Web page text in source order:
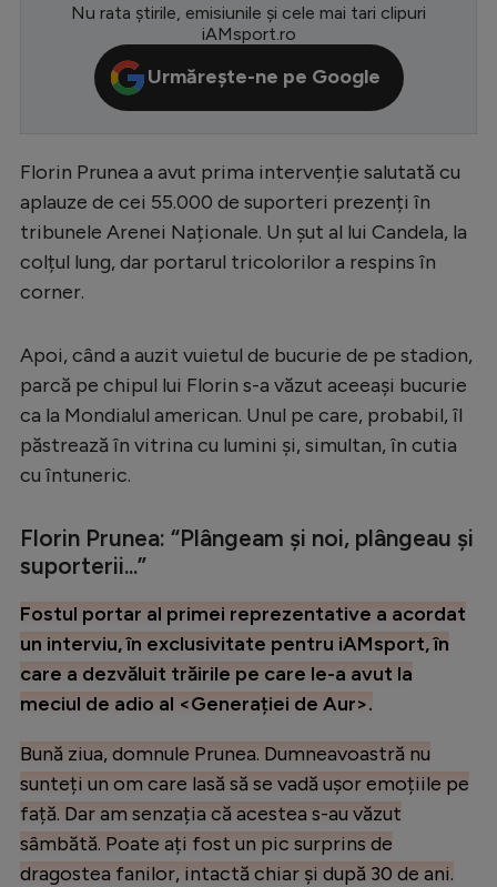
Bundesliga
Campionate
Starurile fotbalului
EURO 2024
Tenis
Natație
Formula 1
Gimnastică
Auto
Rugby
Alte sporturi
JO 2024
JO 2026
Nu rata știrile, emisiunile și cele mai tari clipuri
iAMsport.ro
Urmărește-ne pe Google
Florin Prunea a avut prima intervenție salutată cu
aplauze de cei 55.000 de suporteri prezenți în
tribunele Arenei Naționale. Un șut al lui Candela, la
colțul lung, dar portarul tricolorilor a respins în
corner.
Apoi, când a auzit vuietul de bucurie de pe stadion,
parcă pe chipul lui Florin s-a văzut aceeași bucurie
ca la Mondialul american. Unul pe care, probabil, îl
păstrează în vitrina cu lumini și, simultan, în cutia
cu întuneric.
Florin Prunea: “Plângeam și noi, plângeau și
suporterii...”
Fostul portar al primei reprezentative a acordat
un interviu, în exclusivitate pentru iAMsport, în
care a dezvăluit trăirile pe care le-a avut la
meciul de adio al <Generației de Aur>.
Bună ziua, domnule Prunea. Dumneavoastră nu
sunteți un om care lasă să se vadă ușor emoțiile pe
față. Dar am senzația că acestea s-au văzut
sâmbătă. Poate ați fost un pic surprins de
dragostea fanilor, intactă chiar și după 30 de ani.